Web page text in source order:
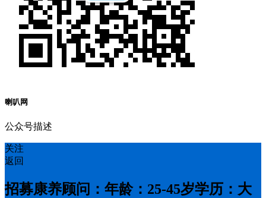
喇叭网
公众号描述
关注
返回
招募康养顾问：年龄：25-45岁学历：大